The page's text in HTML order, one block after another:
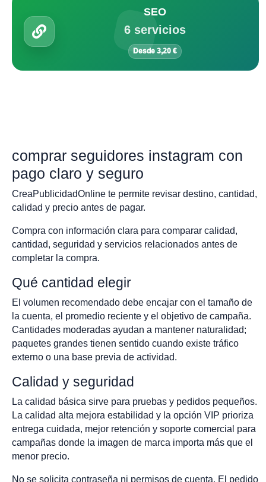
SEO
6 servicios
Desde 3,20 €
comprar seguidores instagram con
pago claro y seguro
CreaPublicidadOnline te permite revisar destino, cantidad,
calidad y precio antes de pagar.
Compra con información clara para comparar calidad,
cantidad, seguridad y servicios relacionados antes de
completar la compra.
Qué cantidad elegir
El volumen recomendado debe encajar con el tamaño de
la cuenta, el promedio reciente y el objetivo de campaña.
Cantidades moderadas ayudan a mantener naturalidad;
paquetes grandes tienen sentido cuando existe tráfico
externo o una base previa de actividad.
Calidad y seguridad
La calidad básica sirve para pruebas y pedidos pequeños.
La calidad alta mejora estabilidad y la opción VIP prioriza
entrega cuidada, mejor retención y soporte comercial para
campañas donde la imagen de marca importa más que el
menor precio.
No se solicita contraseña ni permisos de cuenta. El pedido